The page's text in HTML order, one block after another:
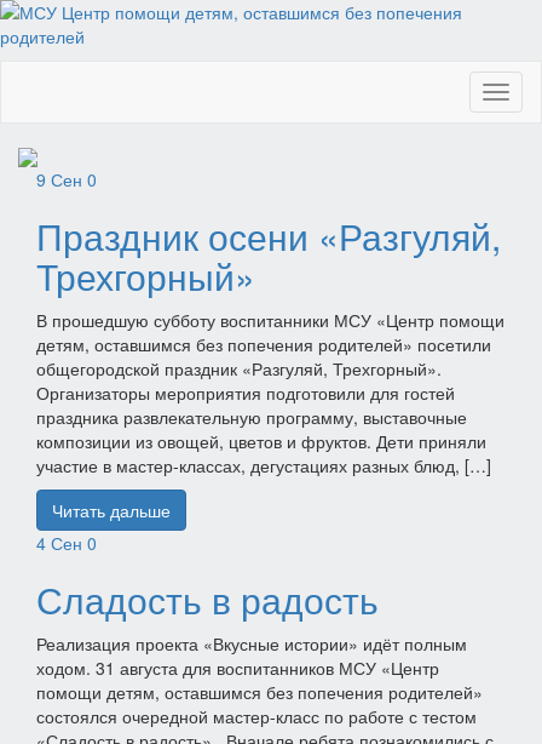
9 Сен 0
Праздник осени «Разгуляй,
Трехгорный»
В прошедшую субботу воспитанники МСУ «Центр помощи
детям, оставшимся без попечения родителей» посетили
общегородской праздник «Разгуляй, Трехгорный».
Организаторы мероприятия подготовили для гостей
праздника развлекательную программу, выставочные
композиции из овощей, цветов и фруктов. Дети приняли
участие в мастер-классах, дегустациях разных блюд, […]
Читать дальше
4 Сен 0
Сладость в радость
Реализация проекта «Вкусные истории» идёт полным
ходом. 31 августа для воспитанников МСУ «Центр
помощи детям, оставшимся без попечения родителей»
состоялся очередной мастер-класс по работе с тестом